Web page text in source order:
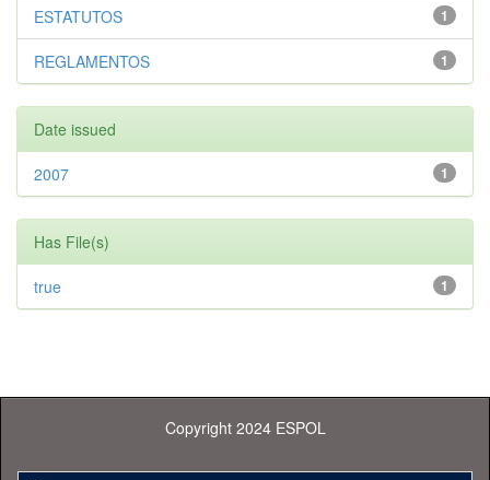
1
ESTATUTOS
1
REGLAMENTOS
Date issued
1
2007
Has File(s)
1
true
Copyright 2024 ESPOL